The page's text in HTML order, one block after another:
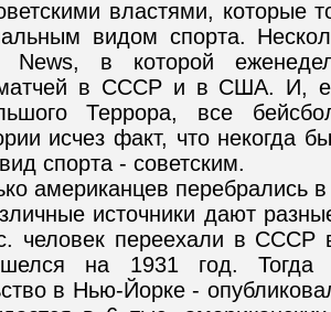
властями, которые
видом спорта.
в которой
в СССР и в США. И,
Террора, все
исчез факт, что некогда
спорта - советским.
американцев перебрались
источники дают
человек переехали в СССР
на 1931 год. Тогда
в Нью-Йорке -